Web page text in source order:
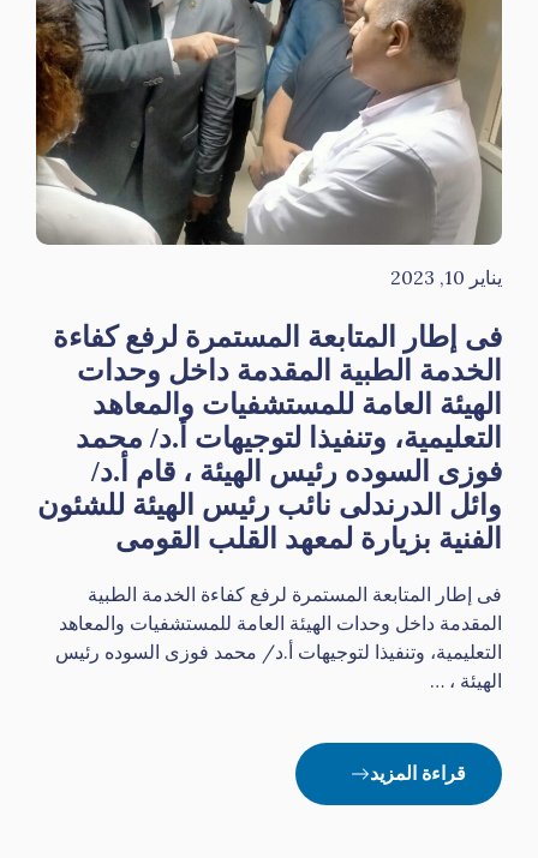
يناير 10, 2023
فى إطار المتابعة المستمرة لرفع كفاءة
الخدمة الطبية المقدمة داخل وحدات
الهيئة العامة للمستشفيات والمعاهد
التعليمية، وتنفيذا لتوجيهات أ.د/ محمد
فوزى السوده رئيس الهيئة ، قام أ.د/
وائل الدرندلى نائب رئيس الهيئة للشئون
الفنية بزيارة لمعهد القلب القومى
فى إطار المتابعة المستمرة لرفع كفاءة الخدمة الطبية
المقدمة داخل وحدات الهيئة العامة للمستشفيات والمعاهد
التعليمية، وتنفيذا لتوجيهات أ.د/ محمد فوزى السوده رئيس
الهيئة ، …
قراءة المزيد